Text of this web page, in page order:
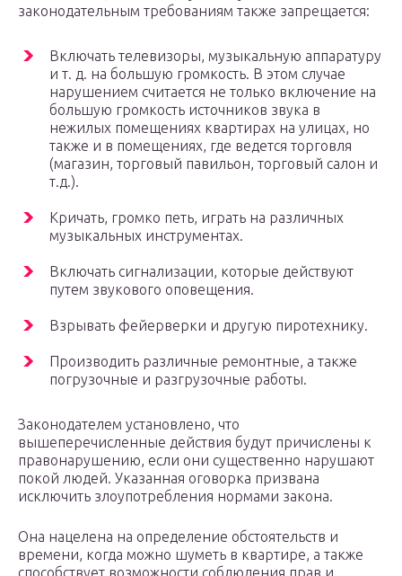
законодательным требованиям также запрещается:
Включать телевизоры, музыкальную аппаратуру
и т. д. на большую громкость. В этом случае
нарушением считается не только включение на
большую громкость источников звука в
нежилых помещениях квартирах на улицах, но
также и в помещениях, где ведется торговля
(магазин, торговый павильон, торговый салон и
т.д.).
Кричать, громко петь, играть на различных
музыкальных инструментах.
Включать сигнализации, которые действуют
путем звукового оповещения.
Взрывать фейерверки и другую пиротехнику.
Производить различные ремонтные, а также
погрузочные и разгрузочные работы.
Законодателем установлено, что
вышеперечисленные действия будут причислены к
правонарушению, если они существенно нарушают
покой людей. Указанная оговорка призвана
исключить злоупотребления нормами закона.
Она нацелена на определение обстоятельств и
времени, когда можно шуметь в квартире, а также
способствует возможности соблюдения прав и